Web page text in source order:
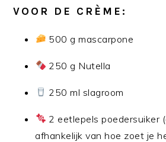
VOOR DE CRÈME:
500 g mascarpone
250 g Nutella
250 ml slagroom
2 eetlepels poedersuiker
afhankelijk van hoe zoet je